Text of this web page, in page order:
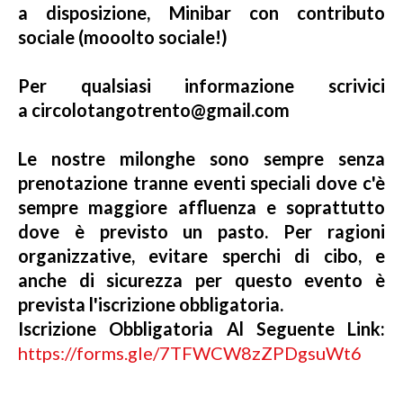
a disposizione, Minibar con contributo
sociale (mooolto sociale!)
Per qualsiasi informazione scrivici
a circolotangotrento@gmail.com
Le nostre milonghe sono sempre senza
prenotazione tranne eventi speciali dove c'è
sempre maggiore affluenza e soprattutto
dove è previsto un pasto. Per ragioni
organizzative, evitare sperchi di cibo, e
anche di sicurezza per questo evento è
prevista l'iscrizione obbligatoria.
Iscrizione Obbligatoria Al Seguente Link:
https://forms.gle/7TFWCW8zZPDgsuWt6